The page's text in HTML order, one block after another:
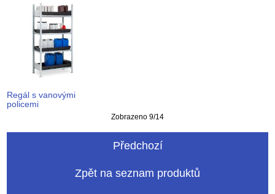
Regál s vanovými
policemi
Zobrazeno 9/14
Předchozí
Zpět na seznam produktů